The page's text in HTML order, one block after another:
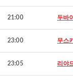
21:00 두바
23:00 무스
23:05 리야